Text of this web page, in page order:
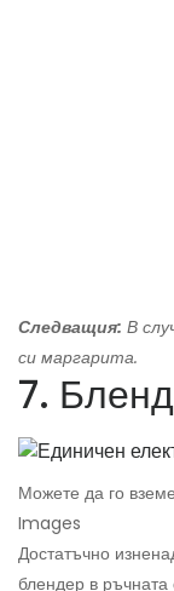
Следващия: В
си маргарита.
7.
Можете да го
Images
Достатъчно
блендер в ръчната